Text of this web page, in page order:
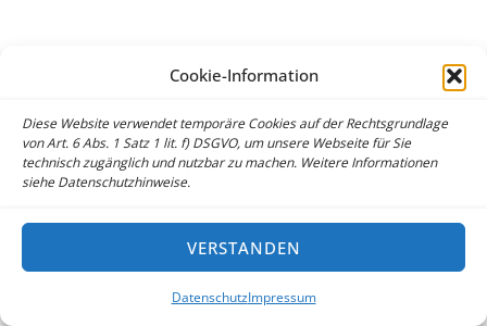
Cookie-Information
Diese Website verwendet temporäre Cookies auf der Rechtsgrundlage
von Art. 6 Abs. 1 Satz 1 lit. f) DSGVO, um unsere Webseite für Sie
technisch zugänglich und nutzbar zu machen. Weitere Informationen
siehe Datenschutzhinweise.
VERSTANDEN
DatenschutzImpressum